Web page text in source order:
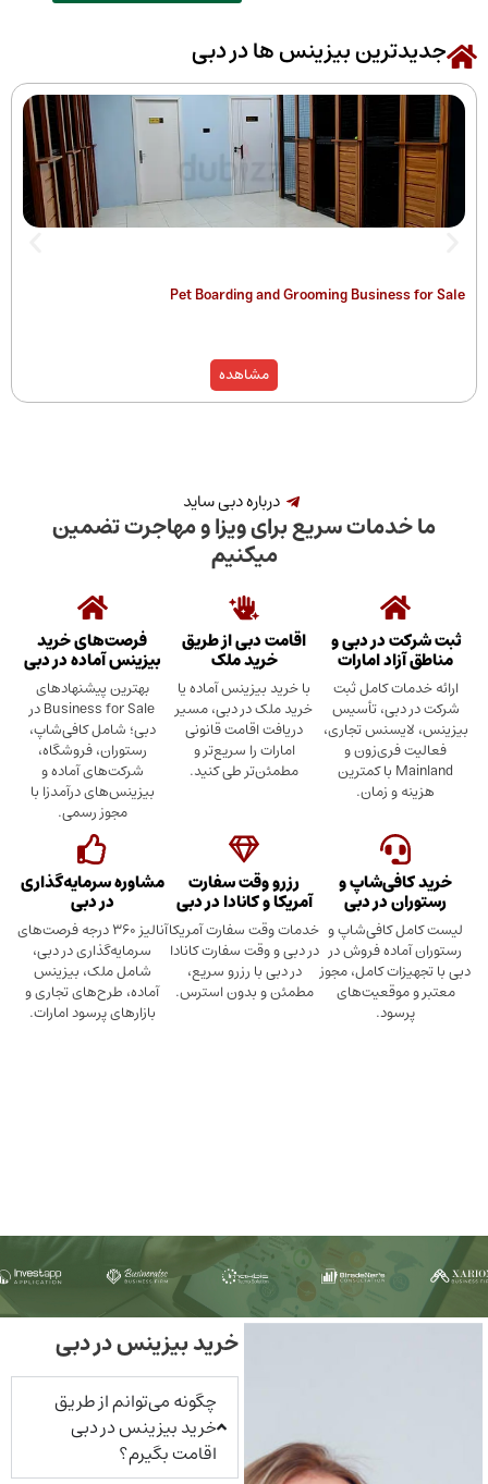
بیزینس ها در دبی
Pet Boarding and Grooming
درباره دبی ساید
سریع برای ویزا و مهاجرت تضمین
در دبی و
امارات
کامل ثبت
تأسیس
تجاری،
و
Mainland با کمترین
اقامت دبی از طریق
خرید ملک
با خرید بیزینس آماده یا
خرید ملک در دبی، مسیر
دریافت اقامت قانونی
امارات را سریع‌تر و
مطمئن‌تر طی کنید.
فرصت‌های خرید
بیزینس آماده در دبی
بهترین پیشنهادهای
Business for Sale در
دبی؛ شامل کافی‌شاپ،
رستوران، فروشگاه،
شرکت‌های آماده و
بیزینس‌های درآمدزا با
و
در دبی
و
فروش در
کامل، مجوز
رزرو وقت سفارت
آمریکا و کانادا در دبی
خدمات وقت سفارت آمریکا
در دبی و وقت سفارت کانادا
در دبی با رزرو سریع،
مطمئن و بدون استرس.
مشاوره سرمایه‌گذاری
در دبی
آنالیز ۳۶۰ درجه فرصت‌های
سرمایه‌گذاری در دبی،
شامل ملک، بیزینس
آماده، طرح‌های تجاری و
بازارهای پرسود امارات.
خرید بیزینس در دبی
چگونه می‌توانم از طریق
خرید بیزینس در دبی
اقامت بگیرم؟